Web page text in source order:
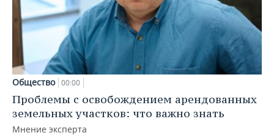
Общество 00:00
Проблемы с освобождением арендованных
земельных участков: что важно знать
Мнение эксперта